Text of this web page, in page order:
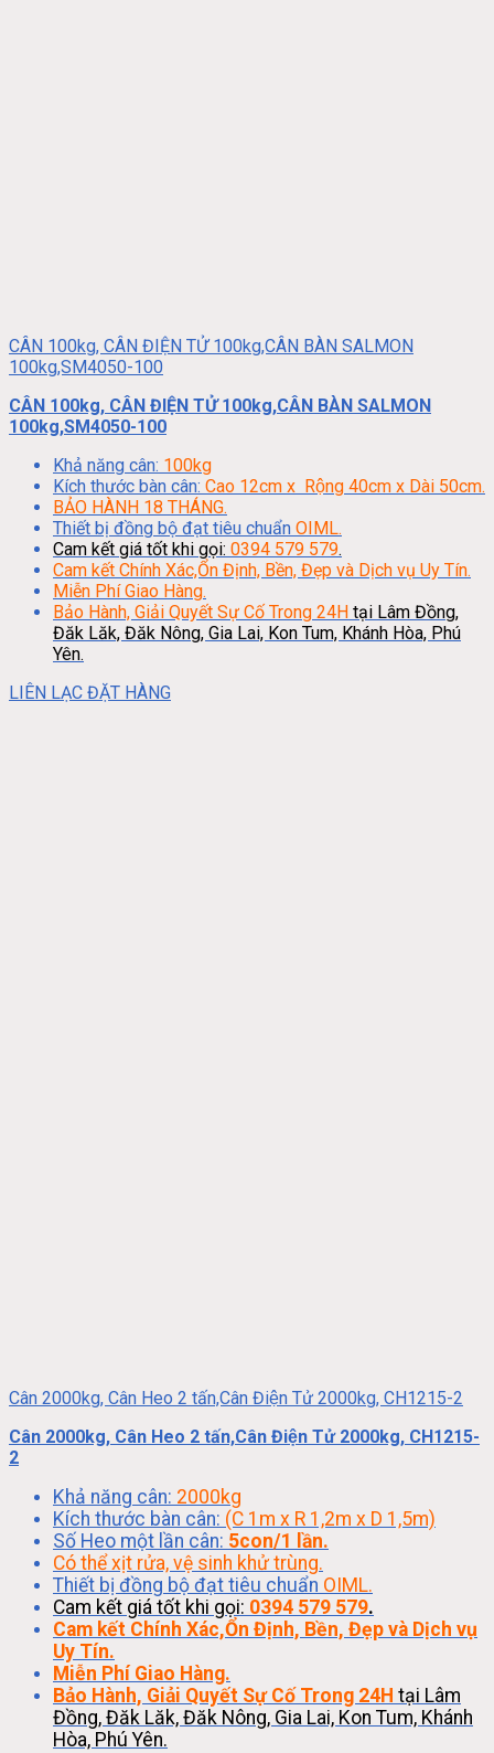
CÂN 100kg, CÂN ĐIỆN TỬ 100kg,CÂN BÀN SALMON
100kg,SM4050-100
CÂN 100kg, CÂN ĐIỆN TỬ 100kg,CÂN BÀN SALMON
100kg,SM4050-100
Khả năng cân: 100kg
Kích thước bàn cân: Cao 12cm x Rộng 40cm x Dài 50cm.
BẢO HÀNH 18 THÁNG.
Thiết bị đồng bộ đạt tiêu chuẩn OIML.
Cam kết giá tốt khi gọi: 0394 579 579.
Cam kết Chính Xác,Ổn Định, Bền, Đẹp và Dịch vụ Uy Tín.
Miễn Phí Giao Hàng.
Bảo Hành, Giải Quyết Sự Cố Trong 24H tại Lâm Đồng,
Đăk Lăk, Đăk Nông, Gia Lai, Kon Tum, Khánh Hòa, Phú
Yên.
LIÊN LẠC ĐẶT HÀNG
Cân 2000kg, Cân Heo 2 tấn,Cân Điện Tử 2000kg, CH1215-2
Cân 2000kg, Cân Heo 2 tấn,Cân Điện Tử 2000kg, CH1215-
2
Khả năng cân: 2000kg
Kích thước bàn cân: (C 1m x R 1,2m x D 1,5m)
Số Heo một lần cân: 5con/1 lần.
Có thể xịt rửa, vệ sinh khử trùng.
Thiết bị đồng bộ đạt tiêu chuẩn OIML.
Cam kết giá tốt khi gọi: 0394 579 579.
Cam kết Chính Xác,Ổn Định, Bền, Đẹp và Dịch vụ
Uy Tín.
Miễn Phí Giao Hàng.
Bảo Hành, Giải Quyết Sự Cố Trong 24H tại Lâm
Đồng, Đăk Lăk, Đăk Nông, Gia Lai, Kon Tum, Khánh
Hòa, Phú Yên.